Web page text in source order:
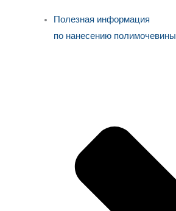
Полезная информация
по нанесению полимочевины